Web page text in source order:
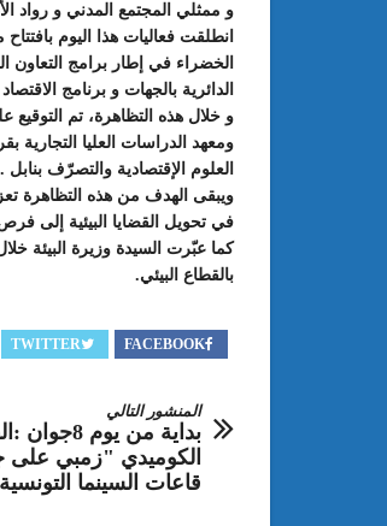
و ممثلي المجتمع المدني و رواد
انطلقت فعاليات هذا اليوم
الخضراء في إطار برامج
الدائرية بالجهات و برنامج
و خلال هذه التظاهرة، تم
العلوم الإقتصادية والتصرّف بنابل .
ويبقى الهدف من هذه التظاهرة
في تحويل القضايا البيئية إلى
كما عبّرت السيدة وزيرة البيئة
بالقطاع البيئي.
FACEBOOK
TWITTER
المنشور التالي
بداية من يوم
الكوميدي "زمبي على
قاعات السينما التونسية
عبد الستار
الملتقى الدولي
الجامعي بوجودي
الدورة 24 للمعرض الجامعي تحت
إلى التميّز”